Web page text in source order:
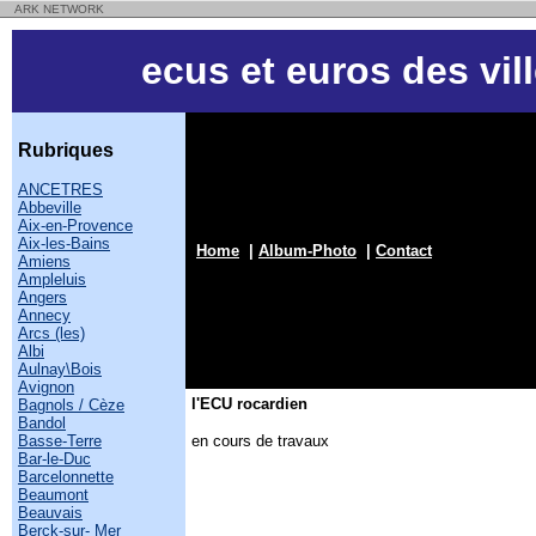
ARK NETWORK
ecus et euros des
Rubriques
ANCETRES
Abbeville
Aix-en-Provence
Aix-les-Bains
Amiens
Ampleluis
Angers
Annecy
Arcs (les)
Albi
Aulnay\Bois
Avignon
Bagnols / Cèze
Bandol
Basse-Terre
Bar-le-Duc
Barcelonnette
Beaumont
Beauvais
Berck-sur- Mer
Home Album-Photo Contact
l'ECU rocardien
en cours de travaux